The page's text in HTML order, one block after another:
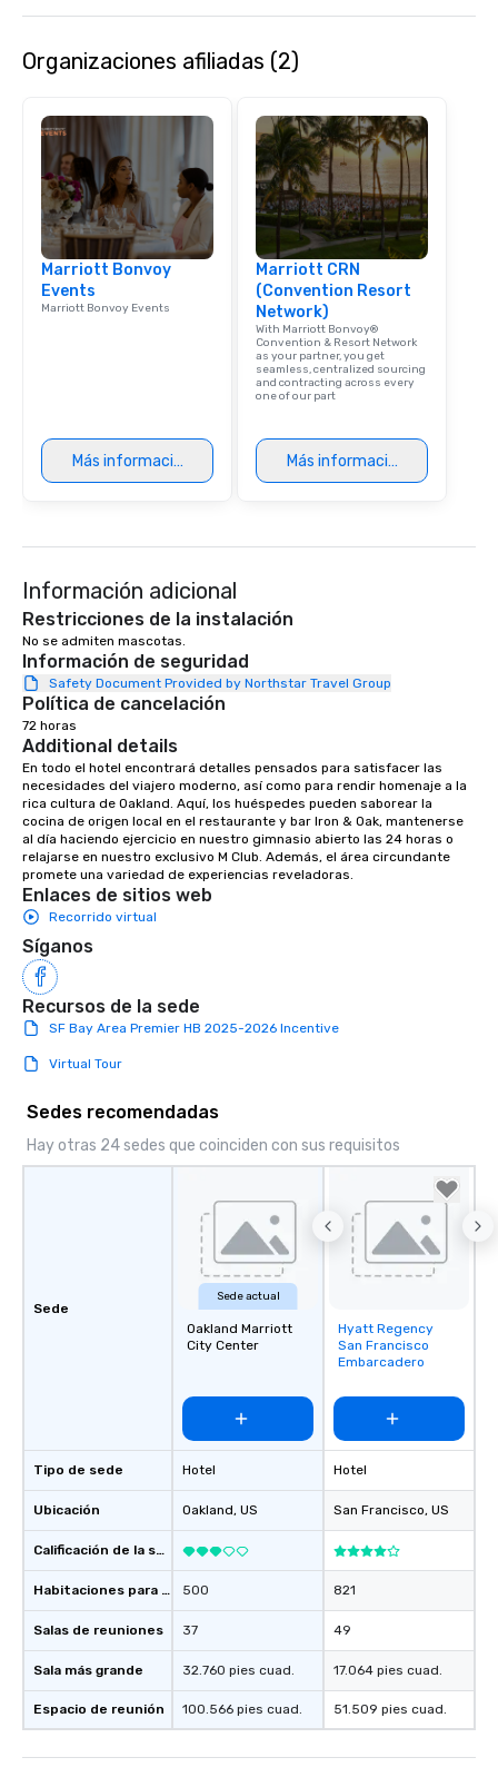
Organizaciones afiliadas (2)
Marriott Bonvoy
Events
Marriott Bonvoy Events
Más información
Marriott CRN
(Convention Resort
Network)
With Marriott Bonvoy®
Convention & Resort Network
as your partner, you get
seamless, centralized sourcing
and contracting across every
one of our part
Más información
Información adicional
Restricciones de la instalación
No se admiten mascotas.
Información de seguridad
Safety Document Provided by Northstar Travel Group
Política de cancelación
72 horas
Additional details
En todo el hotel encontrará detalles pensados para satisfacer las
necesidades del viajero moderno, así como para rendir homenaje a la
rica cultura de Oakland. Aquí, los huéspedes pueden saborear la
cocina de origen local en el restaurante y bar Iron & Oak, mantenerse
al día haciendo ejercicio en nuestro gimnasio abierto las 24 horas o
relajarse en nuestro exclusivo M Club. Además, el área circundante
promete una variedad de experiencias reveladoras.
Enlaces de sitios web
Recorrido virtual
Síganos
Recursos de la sede
SF Bay Area Premier HB 2025-2026 Incentive
Virtual Tour
Sedes recomendadas
Hay otras 24 sedes que coinciden con sus requisitos
Sede
Tipo de sede
Ubicación
Calificación de la sede
Habitaciones para huéspedes
Salas de reuniones
Sala más grande
Espacio de reunión
Sede actual
Oakland Marriott
City Center
Hotel
Oakland, US
500
37
32.760 pies cuad.
100.566 pies cuad.
Removed from
favorites
Hyatt Regency
San Francisco
Embarcadero
Hotel
San Francisco, US
821
49
17.064 pies cuad.
51.509 pies cuad.